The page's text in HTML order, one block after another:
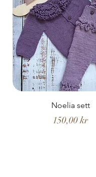
Noelia sett
Pris
150,00 kr